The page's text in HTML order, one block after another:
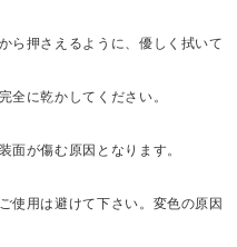
ら押さえるように、優しく拭いて
全に乾かしてください。
面が傷む原因となります。
使用は避けて下さい。変色の原因